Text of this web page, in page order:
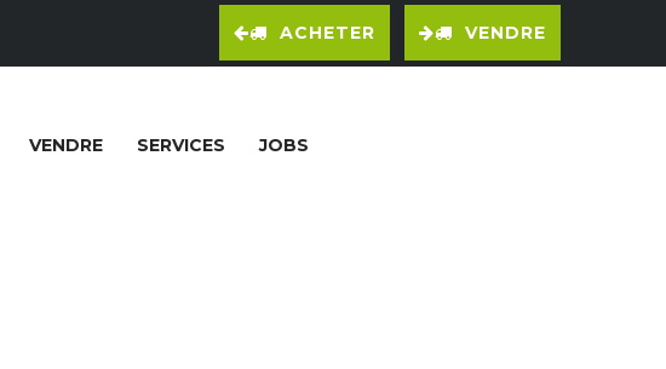
ACHETER VENDRE
VENDRE SERVICES JOBS